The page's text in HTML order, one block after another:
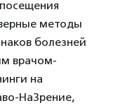
методы
болезней
врачом-
на
НаЗрение,